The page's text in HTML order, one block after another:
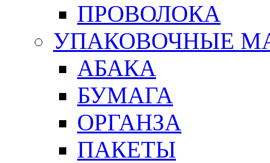
ПРОВОЛОКА
УПАКОВОЧНЫЕ
АБАКА
БУМАГА
ОРГАНЗА
ПАКЕТЫ